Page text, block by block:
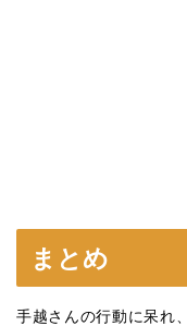
まとめ
手越さんの行動に呆れ